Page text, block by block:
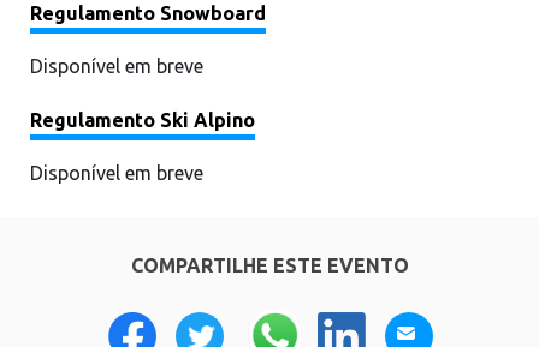
Regulamento Snowboard
Disponível em breve
Regulamento Ski Alpino
Disponível em breve
COMPARTILHE ESTE EVENTO